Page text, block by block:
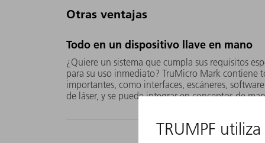
Otras ventajas
Todo en un dispositivo llave en mano
¿Quiere un sistema que cumpla sus requisitos
para su uso inmediato? TruMicro Mark contiene
importantes, como interfaces, escáneres,
de láser, y se puede integrar en conceptos de